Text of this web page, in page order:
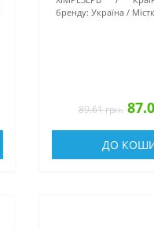
бренду: Україна
89.61 грн.
ДО